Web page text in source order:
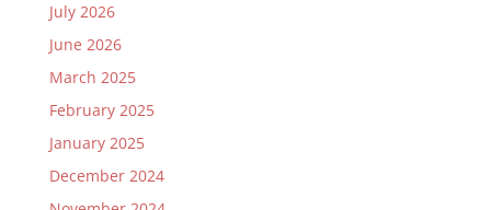
July 2026
June 2026
March 2025
February 2025
January 2025
December 2024